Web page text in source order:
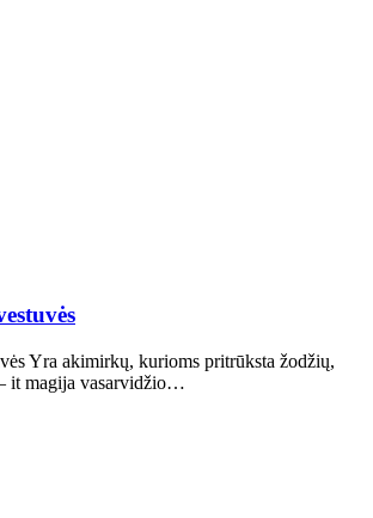
Yra akimirkų, kurioms pritrūksta žodžių,
it magija vasarvidžio…